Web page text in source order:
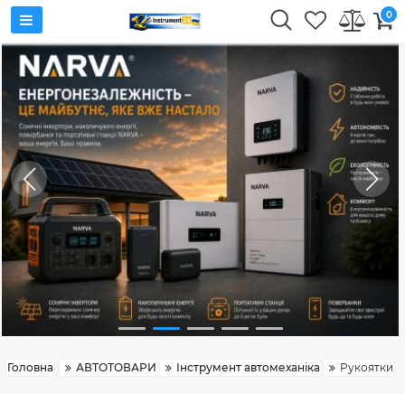
0
Головна АВТОТОВАРИ Інструмент автомеханіка Рукоятки